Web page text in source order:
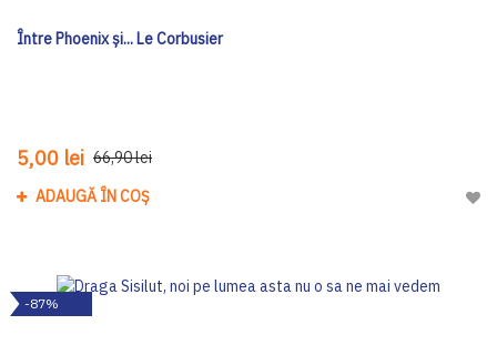
Între Phoenix și... Le Corbusier
5,00 lei 66,90 lei
ADAUGĂ ÎN COȘ
-87%